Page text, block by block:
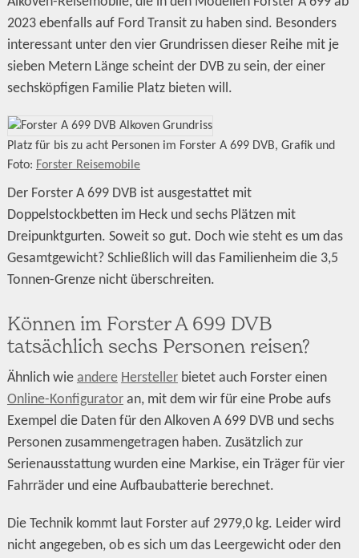
2023 ebenfalls auf Ford Transit zu haben sind. Besonders
interessant unter den vier Grundrissen dieser Reihe mit je
sieben Metern Länge scheint der DVB zu sein, der einer
sechsköpfigen Familie Platz bieten will.
Platz für bis zu acht Personen im Forster A 699 DVB, Grafik und
Foto: Forster Reisemobile
Der Forster A 699 DVB ist ausgestattet mit
Doppelstockbetten im Heck und sechs Plätzen mit
Dreipunktgurten. Soweit so gut. Doch wie steht es um das
Gesamtgewicht? Schließlich will das Familienheim die 3,5
Tonnen-Grenze nicht überschreiten.
Können im Forster A 699 DVB
tatsächlich sechs Personen reisen?
Ähnlich wie andere Herstellerbietet auch Forster einen
Online-Konfiguratoran, mit dem wir für eine Probe aufs
Exempel die Daten für den Alkoven A 699 DVB und sechs
Personen zusammengetragen haben. Zusätzlich zur
Serienausstattung wurden eine Markise, ein Träger für vier
Fahrräder und eine Aufbaubatterie berechnet.
Die Technik kommt laut Forster auf 2979,0 kg. Leider wird
nicht angegeben, ob es sich um das Leergewicht oder den